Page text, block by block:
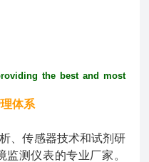
the best and most
体系
、传感器技术和试剂研
测仪表的专业厂家。